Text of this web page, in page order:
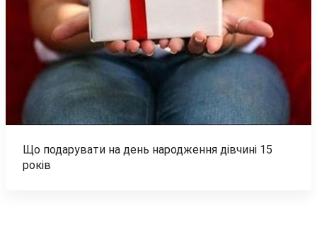
Що подарувати на день народження дівчині 15
років